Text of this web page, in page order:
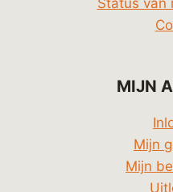
Status van
MIJN
Mijn
Mijn